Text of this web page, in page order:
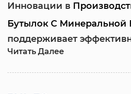
Инновации в
Бутылок С Минеральной
поддерживает
Читать Далее